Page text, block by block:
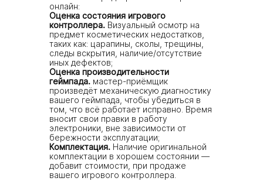
онлайн:
Оценка состояния игрового
контроллера. Визуальный осмотр на
предмет косметических недостатков,
таких как: царапины, сколы, трещины,
следы вскрытия, наличие/отсутствие
иных дефектов;
Оценка производительности
геймпада. мастер-приёмщик
произведёт механическую диагностику
вашего геймпада, чтобы убедиться в
том, что всё работает исправно. Время
вносит свои правки в работу
электроники, вне зависимости от
бережности эксплуатации;
Комплектация. Наличие оригинальной
комплектации в хорошем состоянии —
добавит стоимости, при продаже
вашего игрового контроллера.